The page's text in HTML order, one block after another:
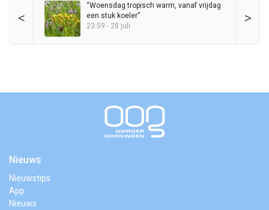
< >
“Woensdag tropisch warm, vanaf vrijdag
een stuk koeler”
23:59 - 28 juli
Nieuws
Nieuwstips
App
Nieuws